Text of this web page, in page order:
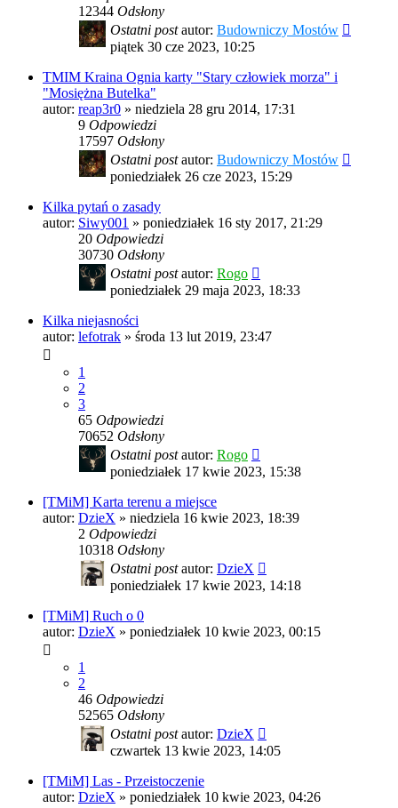
12344 Odsłony
Ostatni postautor: Budowniczy Mostów
piątek 30 cze 2023, 10:25
TMIM Kraina Ognia karty "Stary człowiek morza" i
"Mosiężna Butelka"
autor: reap3r0 » niedziela 28 gru 2014, 17:31
9 Odpowiedzi
17597 Odsłony
Ostatni postautor: Budowniczy Mostów
poniedziałek 26 cze 2023, 15:29
Kilka pytań o zasady
autor: Siwy001 » poniedziałek 16 sty 2017, 21:29
20 Odpowiedzi
30730 Odsłony
Ostatni postautor: Rogo
poniedziałek 29 maja 2023, 18:33
Kilka niejasności
autor: lefotrak » środa 13 lut 2019, 23:47
1
2
3
65 Odpowiedzi
70652 Odsłony
Ostatni postautor: Rogo
poniedziałek 17 kwie 2023, 15:38
[TMiM] Karta terenu a miejsce
autor: DzieX » niedziela 16 kwie 2023, 18:39
2 Odpowiedzi
10318 Odsłony
Ostatni postautor: DzieX
poniedziałek 17 kwie 2023, 14:18
[TMiM] Ruch o 0
autor: DzieX » poniedziałek 10 kwie 2023, 00:15
1
2
46 Odpowiedzi
52565 Odsłony
Ostatni postautor: DzieX
czwartek 13 kwie 2023, 14:05
[TMiM] Las - Przeistoczenie
autor: DzieX » poniedziałek 10 kwie 2023, 04:26